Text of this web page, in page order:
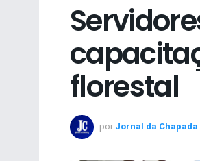
florestal
por Jornal da Chapada